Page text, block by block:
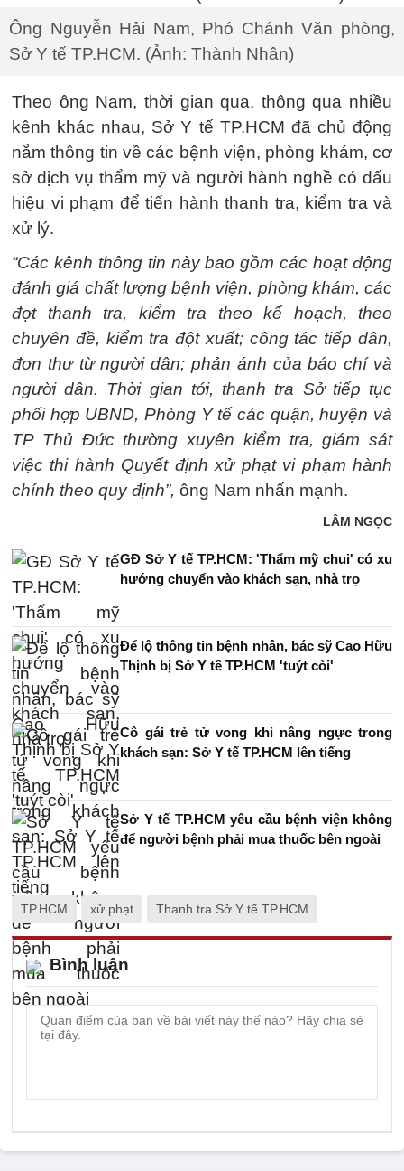
Ông Nguyễn Hải Nam, Phó Chánh Văn phòng,
Sở Y tế TP.HCM. (Ảnh: Thành Nhân)
Theo ông Nam, thời gian qua, thông qua nhiều
kênh khác nhau, Sở Y tế TP.HCM đã chủ động
nắm thông tin về các bệnh viện, phòng khám, cơ
sở dịch vụ thẩm mỹ và người hành nghề có dấu
hiệu vi phạm để tiến hành thanh tra, kiểm tra và
xử lý.
“Các kênh thông tin này bao gồm các hoạt động
đánh giá chất lượng bệnh viện, phòng khám, các
đợt thanh tra, kiểm tra theo kế hoạch, theo
chuyên đề, kiểm tra đột xuất; công tác tiếp dân,
đơn thư từ người dân; phản ánh của báo chí và
người dân. Thời gian tới, thanh tra Sở tiếp tục
phối hợp UBND, Phòng Y tế các quận, huyện và
TP Thủ Đức thường xuyên kiểm tra, giám sát
việc thi hành Quyết định xử phạt vi phạm hành
chính theo quy định”, ông Nam nhấn mạnh.
LÂM NGỌC
GĐ Sở Y tế TP.HCM: 'Thẩm mỹ chui' có xu
hướng chuyển vào khách sạn, nhà trọ
Để lộ thông tin bệnh nhân, bác sỹ Cao Hữu
Thịnh bị Sở Y tế TP.HCM 'tuýt còi'
Cô gái trẻ tử vong khi nâng ngực trong
khách sạn: Sở Y tế TP.HCM lên tiếng
Sở Y tế TP.HCM yêu cầu bệnh viện không
để người bệnh phải mua thuốc bên ngoài
TP.HCM xử phạt Thanh tra Sở Y tế TP.HCM
Bình luận